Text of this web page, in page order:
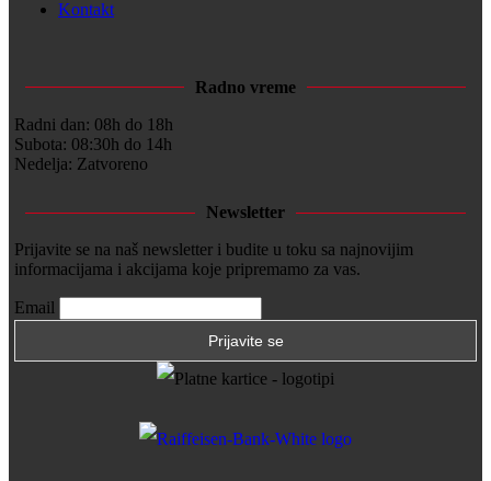
Kontakt
Radno vreme
Radni dan: 08h do 18h
Subota: 08:30h do 14h
Nedelja: Zatvoreno
Newsletter
Prijavite se na naš newsletter i budite u toku sa najnovijim
informacijama i akcijama koje pripremamo za vas.
Email